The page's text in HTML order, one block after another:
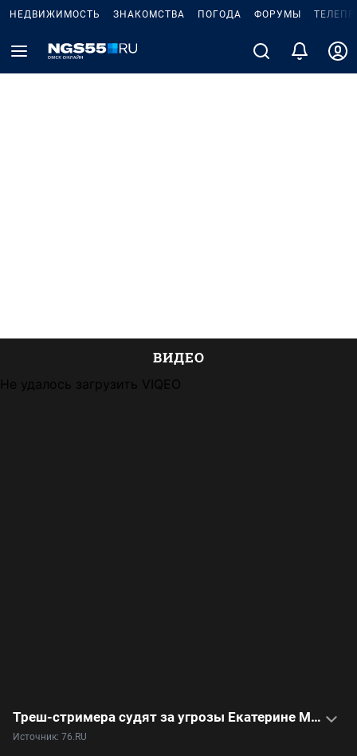
НЕДВИЖИМОСТЬ ЗНАКОМСТВА ПОГОДА ФОРУМЫ
ВИДЕО
Не удалось загрузить VIQEO
Треш-стримера судят за угрозы Екатерине Мизулиной: видеоистория
Источник: 76.RU